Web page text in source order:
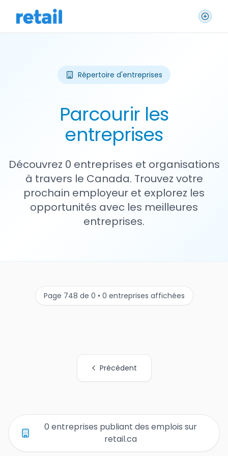
Répertoire d'entreprises
Parcourir les
entreprises
Découvrez 0 entreprises et organisations
à travers le Canada. Trouvez votre
prochain employeur et explorez les
opportunités avec les meilleures
entreprises.
Page 748 de 0 • 0 entreprises affichées
Précédent
0 entreprises publiant des emplois sur
retail.ca